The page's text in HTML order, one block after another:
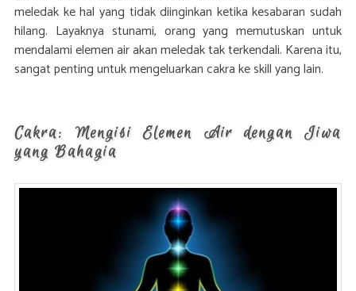
meledak ke hal yang tidak diinginkan ketika kesabaran sudah
hilang. Layaknya stunami, orang yang memutuskan untuk
mendalami elemen air akan meledak tak terkendali. Karena itu,
sangat penting untuk mengeluarkan cakra ke skill yang lain.
Cakra: Mengisi Elemen Air dengan Jiwa
yang Bahagia